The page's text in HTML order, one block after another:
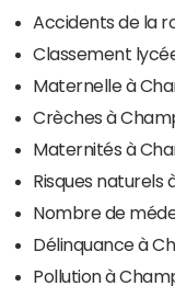
Accidents de la
Classement
Maternelle à
Crèches à
Maternités à
Risques
Nombre de
Délinquance à
Pollution à